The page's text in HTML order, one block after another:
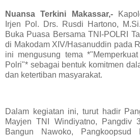
Nuansa Terkini Makassar,-
Irjen Pol. Drs. Rusdi Hartono,
Buka Puasa Bersama TNI-POLRI
di Makodam XIV/Hasanuddin pada
ini mengusung tema
Polri"* sebagai bentuk komitmen
dan ketertiban masyarakat.
Dalam kegiatan ini, turut hadir
Mayjen TNI Windiyatno, Pangdiv
Bangun Nawoko,